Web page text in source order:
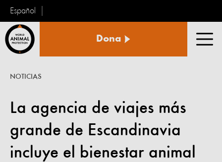
Español
Animal
Dona
La agencia de viajes más
grande de Escandinavia
incluye el bienestar animal
NOTICIAS